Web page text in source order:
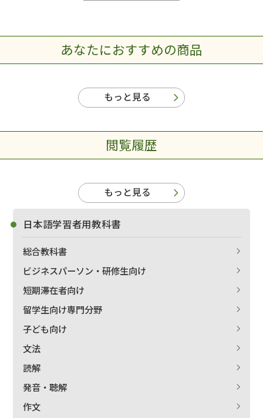
あなたにおすすめの商品
もっと見る
閲覧履歴
もっと見る
日本語学習者用教科書
総合教科書
ビジネスパーソン・研修生向け
短期滞在者向け
留学生向け専門分野
子ども向け
文法
読解
発音・聴解
作文